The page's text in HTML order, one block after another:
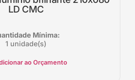
LD CMC
Mínima:
1 unidade(s)
ao Orçamento